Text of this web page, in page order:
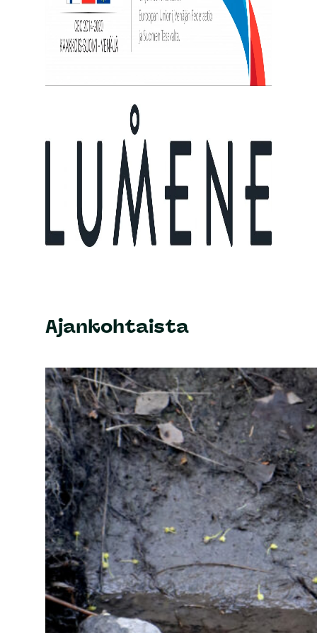
Ajankohtaista